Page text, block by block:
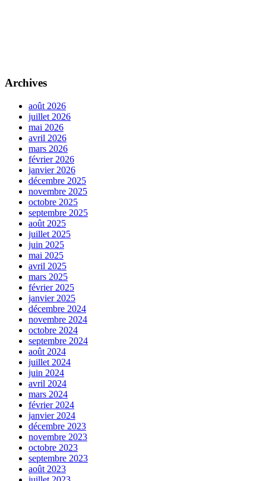
Archives
août 2026
juillet 2026
mai 2026
avril 2026
mars 2026
février 2026
janvier 2026
décembre 2025
novembre 2025
octobre 2025
septembre 2025
août 2025
juillet 2025
juin 2025
mai 2025
avril 2025
mars 2025
février 2025
janvier 2025
décembre 2024
novembre 2024
octobre 2024
septembre 2024
août 2024
juillet 2024
juin 2024
avril 2024
mars 2024
février 2024
janvier 2024
décembre 2023
novembre 2023
octobre 2023
septembre 2023
août 2023